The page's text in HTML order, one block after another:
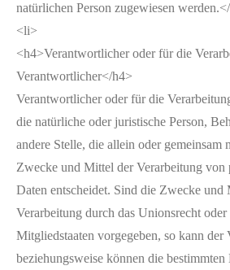
natürlichen Person zugewiesen
<li>
<h4>Verantwortlicher oder für die
Verantwortlicher</h4>
Verantwortlicher oder für die
die natürliche oder juristische Person,
andere Stelle, die allein oder gemeinsam
Zwecke und Mittel der Verarbeitung von
Daten entscheidet. Sind die Zwecke und
Verarbeitung durch das Unionsrecht oder
Mitgliedstaaten vorgegeben, so kann der
beziehungsweise können die